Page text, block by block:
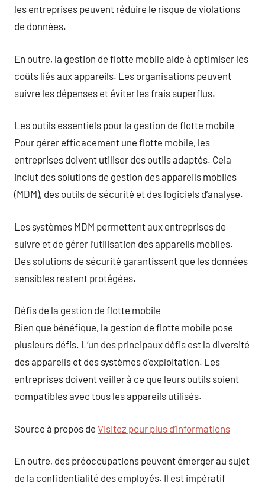
les entreprises peuvent réduire le risque de violations
de données.
En outre, la gestion de flotte mobile aide à optimiser les
coûts liés aux appareils. Les organisations peuvent
suivre les dépenses et éviter les frais superflus.
Les outils essentiels pour la gestion de flotte mobile
Pour gérer efficacement une flotte mobile, les
entreprises doivent utiliser des outils adaptés. Cela
inclut des solutions de gestion des appareils mobiles
(MDM), des outils de sécurité et des logiciels d’analyse.
Les systèmes MDM permettent aux entreprises de
suivre et de gérer l’utilisation des appareils mobiles.
Des solutions de sécurité garantissent que les données
sensibles restent protégées.
Défis de la gestion de flotte mobile
Bien que bénéfique, la gestion de flotte mobile pose
plusieurs défis. L’un des principaux défis est la diversité
des appareils et des systèmes d’exploitation. Les
entreprises doivent veiller à ce que leurs outils soient
compatibles avec tous les appareils utilisés.
Source à propos de Visitez pour plus d’informations
En outre, des préoccupations peuvent émerger au sujet
de la confidentialité des employés. Il est impératif